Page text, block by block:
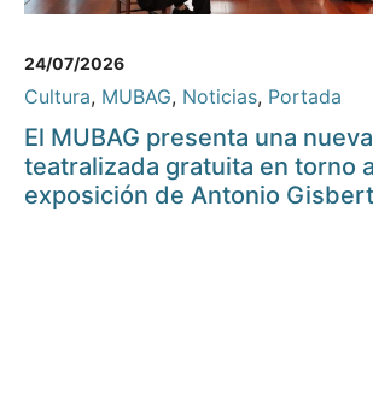
24/07/2026
Cultura, MUBAG, Noticias, Portada
El MUBAG presenta una
teatralizada gratuita en torno
exposición de Antonio Gisbert